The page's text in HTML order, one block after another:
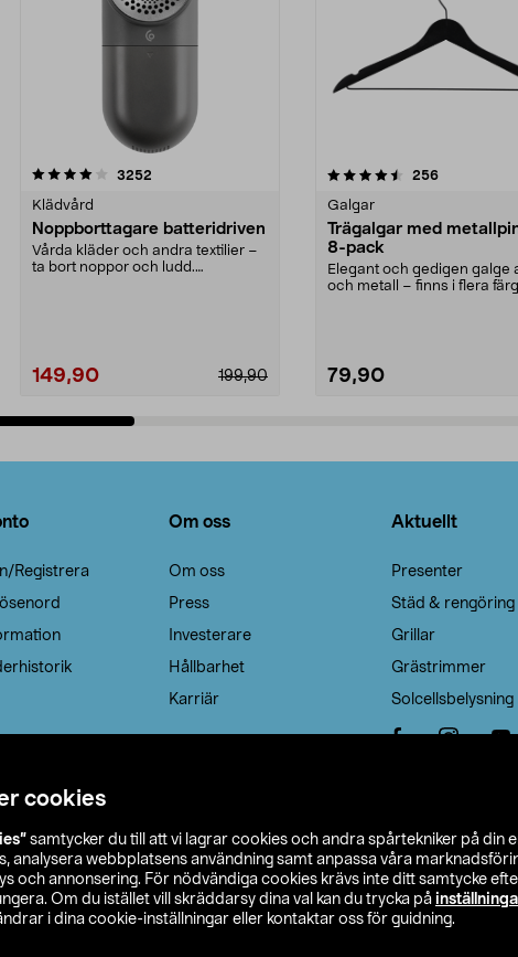
cookies
samtycker du till att vi lagrar cookies och andra spårtekniker på din
analysera webbplatsens användning samt anpassa våra
och annonsering. För nödvändiga cookies krävs inte ditt samtycke
Om du istället vill skräddarsy dina val kan du trycka på
i dina cookie-inställningar eller kontaktar oss för guidning.
3252
Klädvård
Noppborttagare batteridriven
Vårda kläder och andra textilier –
ta bort noppor och ludd.
199,90
149,90
4.5av 5 stjärnor 256recensioner
Galgar
Trägalgar med
8-pack
Elegant och gedigen galge
och metall – finns i flera
79,90
4.0av 5 stjärnor
Registrera
Om oss
Om oss
Press
Investerare
Hållbarhet
Karriär
Aktuellt
Presenter
Städ & rengöring
Grillar
Grästrimmer
Solcellsbelysning